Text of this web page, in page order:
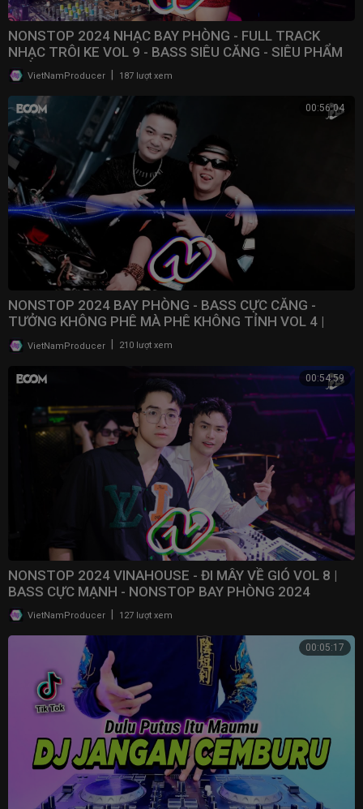
NONSTOP 2024 NHẠC BAY PHÒNG - FULL TRACK
NHẠC TRÔI KE VOL 9 - BASS SIÊU CĂNG - SIÊU PHẨM
PHÒNG BAY
VietNamProducer 187 lượt xem
00:56:04
NONSTOP 2024 BAY PHÒNG - BASS CỰC CĂNG -
TƯỞNG KHÔNG PHÊ MÀ PHÊ KHÔNG TỈNH VOL 4 |
NONSTOP VN
VietNamProducer 210 lượt xem
00:54:59
NONSTOP 2024 VINAHOUSE - ĐI MÂY VỀ GIÓ VOL 8 |
BASS CỰC MẠNH - NONSTOP BAY PHÒNG 2024
VietNamProducer 127 lượt xem
00:05:17